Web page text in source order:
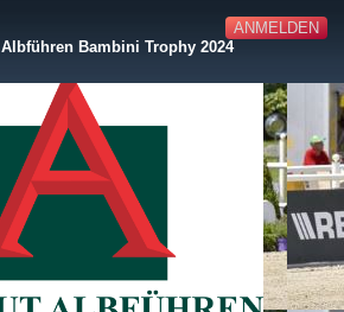
ANMELDEN
Albführen Bambini Trophy 2024